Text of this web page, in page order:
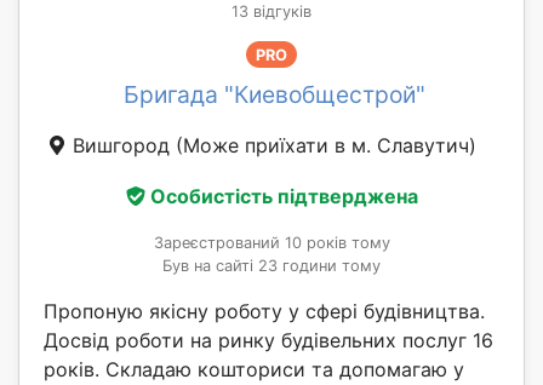
13 відгуків
PRO
Бригада "Киевобщестрой"
Вишгород (Може приїхати в м. Славутич)
Особистість підтверджена
Зареєстрований 10 років тому
Був на сайті 23 години тому
Пропоную якісну роботу у сфері будівництва.
Досвід роботи на ринку будівельних послуг 16
років. Складаю кошториси та допомагаю у